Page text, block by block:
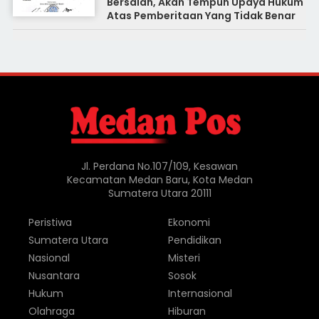
Atas Pemberitaan Yang Tidak Benar
Jl. Perdana No.107/109, Kesawan
Kecamatan Medan Baru, Kota Medan
Sumatera Utara 20111
Peristiwa
Sumatera Utara
Nasional
Nusantara
Hukum
Olahraga
Ekonomi
Pendidikan
Misteri
Sosok
Internasional
Hiburan